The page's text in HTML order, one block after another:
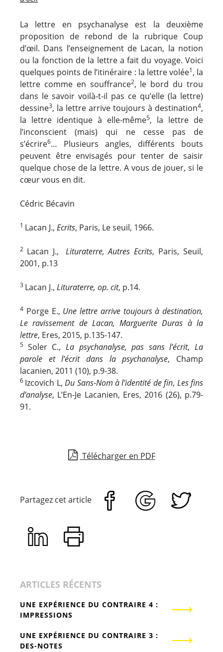
La lettre en psychanalyse est la deuxième
proposition de rebond de la rubrique Coup
d’œil. Dans l’enseignement de Lacan, la notion
ou la fonction de la lettre a fait du voyage. Voici
quelques points de l’itinéraire : la lettre volée1, la
lettre comme en souffrance2, le bord du trou
dans le savoir voilà-t-il pas ce qu’elle (la lettre)
dessine3, la lettre arrive toujours à destination4,
la lettre identique à elle-même5, la lettre de
l’inconscient (mais) qui ne cesse pas de
s’écrire6… Plusieurs angles, différents bouts
peuvent être envisagés pour tenter de saisir
quelque chose de la lettre. A vous de jouer, si le
cœur vous en dit.
Cédric Bécavin
1 Lacan J., Ecrits, Paris, Le seuil, 1966.
2 Lacan J., Lituraterre, Autres Ecrits, Paris, Seuil,
2001, p.13
3 Lacan J., Lituraterre, op. cit, p.14.
4 Porge E., Une lettre arrive toujours à destination,
Le ravissement de Lacan, Marguerite Duras à la
lettre, Eres, 2015, p.135-147.
5 Soler C., La psychanalyse, pas sans l’écrit, La
parole et l’écrit dans la psychanalyse, Champ
lacanien, 2011 (10), p.9-38.
6 Izcovich L,Du Sans-Nom à l’identité de fin, Les fins
d’analyse, L’En-Je Lacanien, Eres, 2016 (26), p.79-
91.
Télécharger en PDF
Partagez cet article
ARTICLES RÉCENTS
UNE EXPÉRIENCE DU CONTRAIRE 4 :
IMPRESSIONS
UNE EXPÉRIENCE DU CONTRAIRE 3 :
DES-NOTES